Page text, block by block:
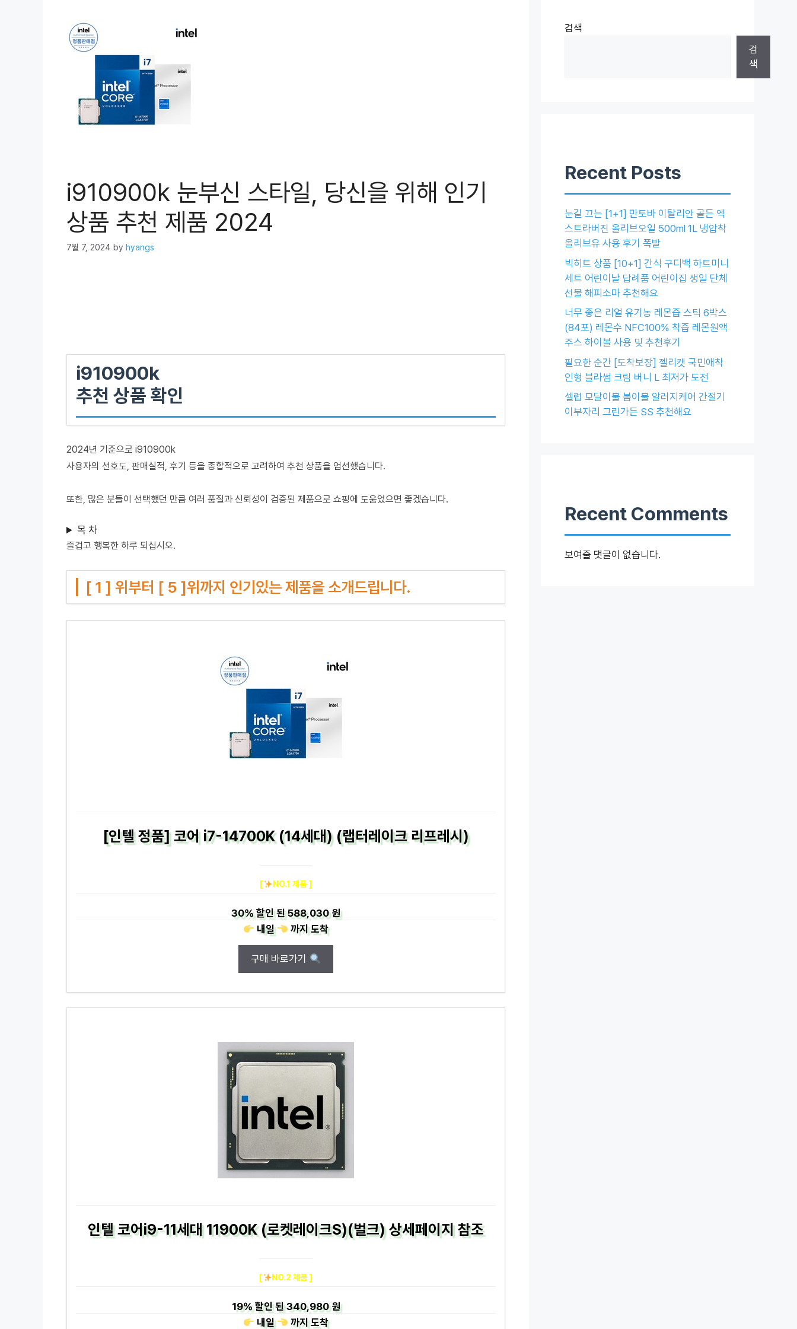
i910900k 눈부신 스타일, 당신을 위해 인기
상품 추천 제품 2024
7월 7, 2024 by hyangs
i910900k
추천 상품 확인
2024년 기준으로 i910900k
사용자의 선호도, 판매실적, 후기 등을 종합적으로 고려하여 추천 상품을 엄선했습니다.
또한, 많은 분들이 선택했던 만큼 여러 품질과 신뢰성이 검증된 제품으로 쇼핑에 도움었으면 좋겠습니다.
목 차
즐겁고 행복한 하루 되십시오.
[ 1 ] 위부터 [ 5 ]위까지 인기있는 제품을 소개드립니다.
[인텔 정품] 코어 i7-14700K (14세대) (랩터레이크 리프레시)
[ NO.1 제품 ]
30%할인 된588,030 원
내일
까지도착
구매 바로가기
인텔 코어i9-11세대 11900K (로켓레이크S)(벌크) 상세페이지 참조
[ NO.2 제품 ]
19%할인 된340,980 원
내일
까지도착
검색
검
색
Recent Posts
눈길 끄는 [1+1] 만토바 이탈리안 골든 엑
스트라버진 올리브오일 500ml 1L 냉압착
올리브유 사용 후기 폭발
빅히트 상품 [10+1] 간식 구디백 하트미니
세트 어린이날 답례품 어린이집 생일 단체
선물 해피소마 추천해요
너무 좋은 리얼 유기농 레몬즙 스틱 6박스
(84포) 레몬수 NFC100% 착즙 레몬원액
주스 하이볼 사용 및 추천후기
필요한 순간 [도착보장] 젤리캣 국민애착
인형 블라썸 크림 버니 L 최저가 도전
셀럽 모달이불 봄이불 알러지케어 간절기
이부자리 그린가든 SS 추천해요
Recent Comments
보여줄 댓글이 없습니다.